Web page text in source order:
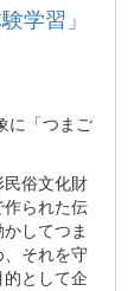
学習」
に「つまご
民俗文化財
作られた伝
してつま
それを守
として企